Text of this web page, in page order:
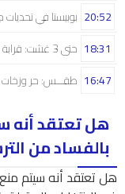
بوبيستا في 20:52
حتى 3 غشت: قرابة 3 ملايين من مغاربة العالم دخلوا المغرب 18:31
طقـــس: حر وزخات 16:47
هل تعتقد أنه
بالفساد من
هل تعتقد أنه سيتم